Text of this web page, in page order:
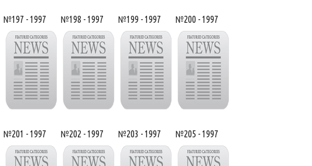
№197 - 1997 №198 - 1997 №199 - 1997 №200 - 1997
№201 - 1997 №202 - 1997 №203 - 1997 №205 - 1997